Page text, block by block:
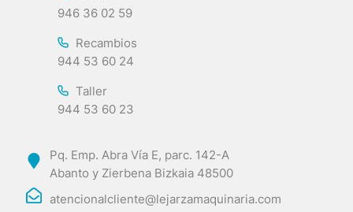
946 36 02 59
Recambios
944 53 60 24
Taller
944 53 60 23
Pq. Emp. Abra Vía E, parc. 142-A
Abanto y Zierbena Bizkaia 48500
atencionalcliente@lejarzamaquinaria.com